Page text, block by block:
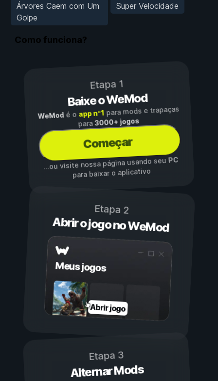
Árvores Caem com Um
Golpe
Super Velocidade
Como funciona?
Etapa 1
Baixe o WeMod
WeModé o app nº1para mods e trapaças
para3000+ jogos
Começar
...ou visite nossa página usando seuPC
para baixar o aplicativo
Etapa 2
Abrir o jogo no WeMod
Meus jogos
Abrir jogo
Etapa 3
Alternar Mods